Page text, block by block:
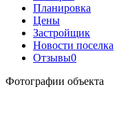
Планировка
Цены
Застройщик
Новости поселка
Отзывы0
Фотографии объекта